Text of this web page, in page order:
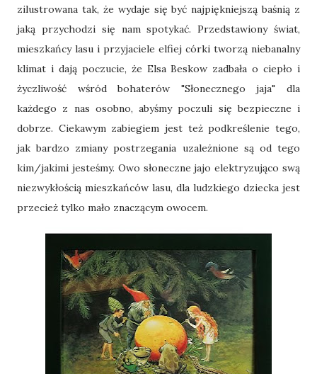
zilustrowana tak, że wydaje się być najpiękniejszą baśnią z
jaką przychodzi się nam spotykać. Przedstawiony świat,
mieszkańcy lasu i przyjaciele elfiej córki tworzą niebanalny
klimat i dają poczucie, że Elsa Beskow zadbała o ciepło i
życzliwość wśród bohaterów "Słonecznego jaja" dla
każdego z nas osobno, abyśmy poczuli się bezpieczne i
dobrze. Ciekawym zabiegiem jest też podkreślenie tego,
jak bardzo zmiany postrzegania uzależnione są od tego
kim/jakimi jesteśmy. Owo słoneczne jajo elektryzująco swą
niezwykłością mieszkańców lasu, dla ludzkiego dziecka jest
przecież tylko mało znaczącym owocem.